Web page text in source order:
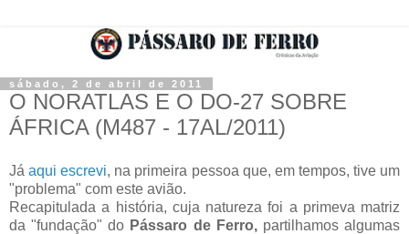
sábado, 2 de abril de 2011
O NORATLAS E O DO-27 SOBRE
ÁFRICA (M487 - 17AL/2011)
Jáaqui escrevi, na primeira pessoa que, em tempos, tive um
"problema" com este avião.
Recapitulada a história, cuja natureza foi a primeva matriz
da "fundação" do Pássaro de Ferro,partilhamos algumas